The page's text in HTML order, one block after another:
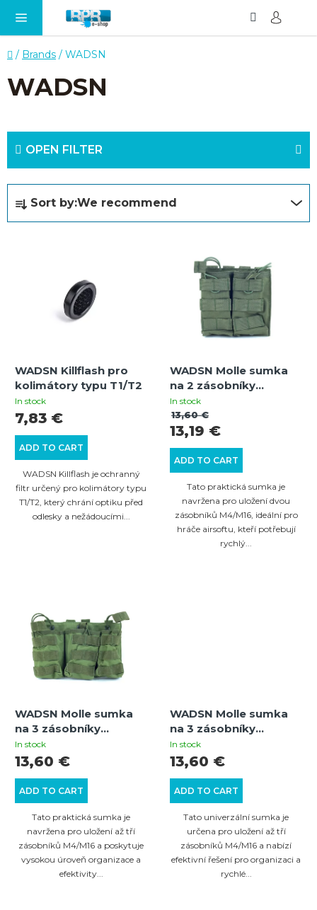
Home
/ Brands / WADSN
WADSN
OPEN FILTER
r
o
n
g
Sort by:We recommend
p
o
c
WADSN Killflash pro
kolimátory typu T1/T2
In stock
ADD TO CART
7,83 €
WADSN Killflash je ochranný
filtr určený pro kolimátory typu
T1/T2, který chrání optiku před
odlesky a nežádoucími...
WADSN Molle sumka
na 2 zásobníky
M4/M16 - Oliva
In stock
ADD TO CART
13,19 €
13,60 €
Tato praktická sumka je
navržena pro uložení dvou
zásobníků M4/M16, ideální pro
hráče airsoftu, kteří potřebují
rychlý...
WADSN Molle sumka
na 3 zásobníky
M4/M16 - Oliva
In stock
ADD TO CART
13,60 €
Tato praktická sumka je
navržena pro uložení až tří
zásobníků M4/M16 a poskytuje
vysokou úroveň organizace a
efektivity...
WADSN Molle sumka
na 3 zásobníky
M4/M16 - Tan
In stock
ADD TO CART
13,60 €
Tato univerzální sumka je
určena pro uložení až tří
zásobníků M4/M16 a nabízí
efektivní řešení pro organizaci a
rychlé...